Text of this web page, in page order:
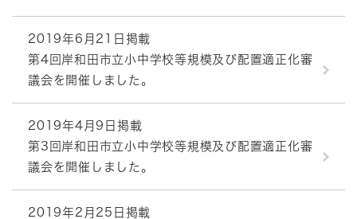
2019年6月21日掲載
第4回岸和田市立小中学校等規模及び配置適正化審
議会を開催しました。
2019年4月9日掲載
第3回岸和田市立小中学校等規模及び配置適正化審
議会を開催しました。
2019年2月25日掲載